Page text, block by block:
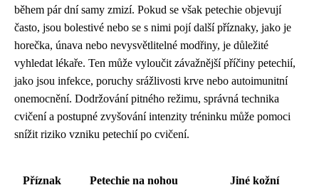
během pár dní samy zmizí. Pokud se však petechie objevují
často, jsou bolestivé nebo se s nimi pojí další příznaky, jako je
horečka, únava nebo nevysvětlitelné modřiny, je důležité
vyhledat lékaře. Ten může vyloučit závažnější příčiny petechií,
jako jsou infekce, poruchy srážlivosti krve nebo autoimunitní
onemocnění. Dodržování pitného režimu, správná technika
cvičení a postupné zvyšování intenzity tréninku může pomoci
snížit riziko vzniku petechií po cvičení.
Příznak Petechie na nohou
Jiné kožní